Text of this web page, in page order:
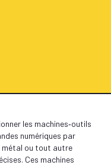
les machines‑outils
numériques par
métal ou tout autre
Ces machines